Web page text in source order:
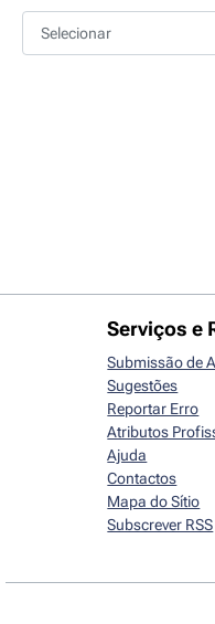
Selecionar
Serviços e
Submissão de
Sugestões
Reportar Erro
Atributos
Ajuda
Contactos
Mapa do Sítio
Subscrever RSS